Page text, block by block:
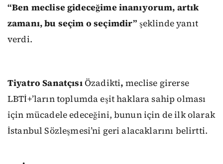
“Ben meclise gideceğime inanıyorum, artık
zamanı, bu seçim o seçimdir” şeklinde yanıt
verdi.
Tiyatro SanatçısıÖzadikti, meclise girerse
LBTİ+’ların toplumda eşit haklara sahip olması
için mücadele edeceğini, bunun için de ilk olarak
İstanbul Sözleşmesi’ni geri alacaklarını belirtti.